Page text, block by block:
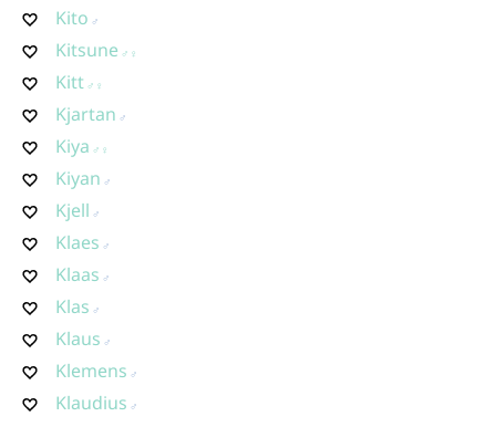
Kito
Kitsune
Kitt
Kjartan
Kiya
Kiyan
Kjell
Klaes
Klaas
Klas
Klaus
Klemens
Klaudius